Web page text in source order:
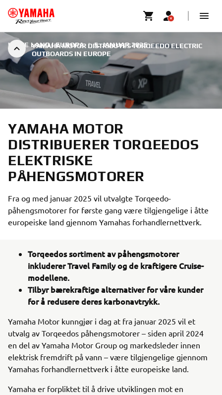
YAMAHA MOTOR DISTRIBUTES TORQEEDO ELECTRIC
OUTBOARDS IN EUROPE
I ÅTTE LAND I EUROPA | 5. JANUAR 2025
YAMAHA MOTOR
DISTRIBUERER TORQEEDOS
ELEKTRISKE
PÅHENGSMOTORER
Fra og med januar 2025 vil utvalgte Torqeedo-
påhengsmotorer for første gang være tilgjengelige i åtte
europeiske land gjennom Yamahas forhandlernettverk.
Torqeedos sortiment av påhengsmotorer
inkluderer Travel Family og de kraftigere Cruise-
modellene.
Tilbyr bærekraftige alternativer for våre kunder
for å redusere deres karbonavtrykk.
Yamaha Motor kunngjør i dag at fra januar 2025 vil et
utvalg av Torqeedos påhengsmotorer – siden april 2024
en del av Yamaha Motor Group og markedsleder innen
elektrisk fremdrift på vann – være tilgjengelige gjennom
Yamahas forhandlernettverk i åtte europeiske land.
Yamaha er forpliktet til å drive utviklingen mot en